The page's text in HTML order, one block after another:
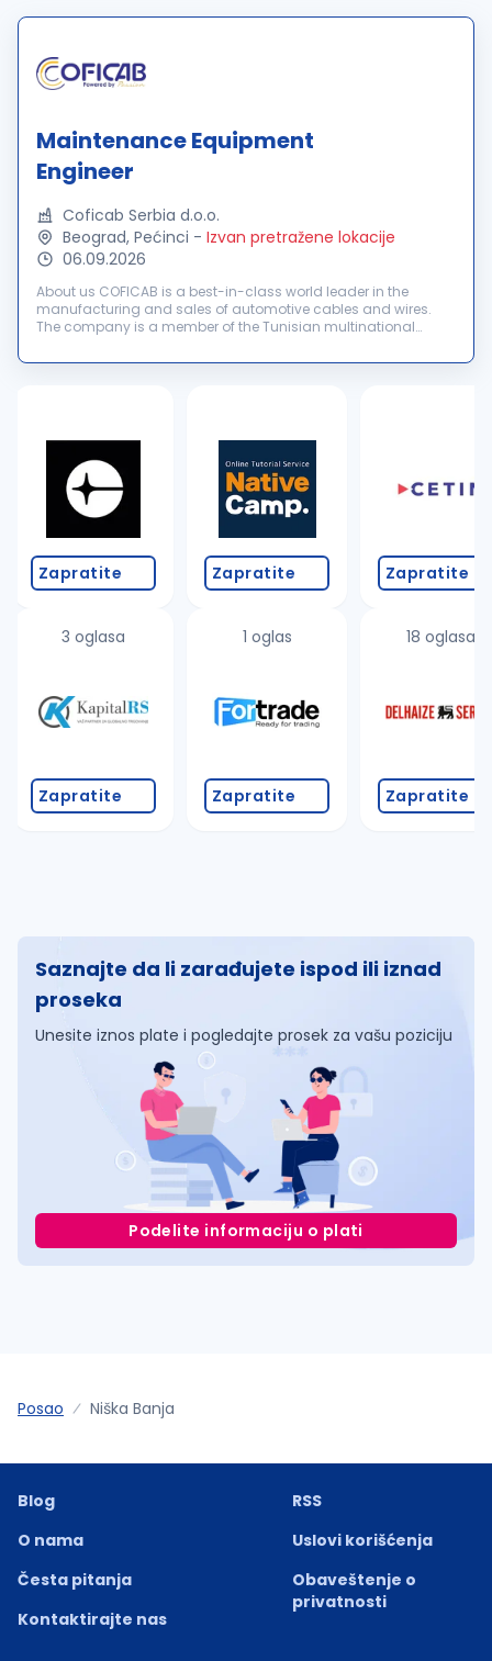
Maintenance Equipment
Engineer
Coficab Serbia d.o.o.
Beograd, Pećinci - Izvan pretražene lokacije
06.09.2026
About us COFICAB is a best-in-class world leader in the
manufacturing and sales of automotive cables and wires.
The company is a member of the Tunisian multinational
Group’s footprint expands...
Zapratite
3 oglasa
Zapratite
Zapratite
1 oglas
Zapratite
Zapratite
18 oglasa
Zapratite
Saznajte da li zarađujete ispod ili iznad
proseka
Unesite iznos plate i pogledajte prosek za vašu poziciju
Podelite informaciju o plati
Posao Niška Banja
Blog
O nama
Česta pitanja
Kontaktirajte nas
RSS
Uslovi korišćenja
Obaveštenje o
privatnosti